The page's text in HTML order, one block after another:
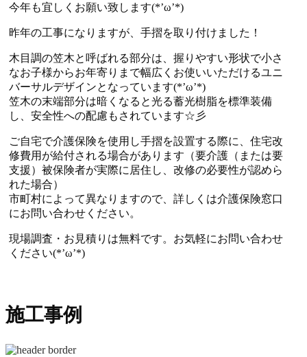
今年も宜しくお願い致します(*’ω’*)
昨年の工事になりますが、手摺を取り付けました！
木目調の笠木と呼ばれる部分は、握りやすい形状で小さ
なお子様からお年寄りまで幅広くお使いいただけるユニ
バーサルデザインとなっています(*’ω’*)
笠木の末端部分は暗くなると光る蓄光樹脂を標準装備
し、安全性への配慮もされています☆彡
ご自宅で介護保険を使用し手摺を設置する際に、住宅改
修費用が給付される場合があります（要介護（または要
支援）被保険者が実際に居住し、改修の必要性が認めら
れた場合）
市町村によって異なりますので、詳しくは介護保険窓口
にお問い合わせください。
現場調査・お見積りは無料です。お気軽にお問い合わせ
ください(*’ω’*)
施工事例